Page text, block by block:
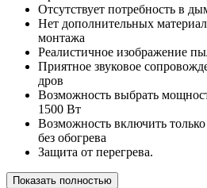
Отсутствует потребность в
Нет дополнительных
монтажа
Реалистичное изображение
Приятное звуковое
дров
Возможность выбрать
1500 Вт
Возможность включить
без обогрева
Защита от перегрева.
Показать полностью